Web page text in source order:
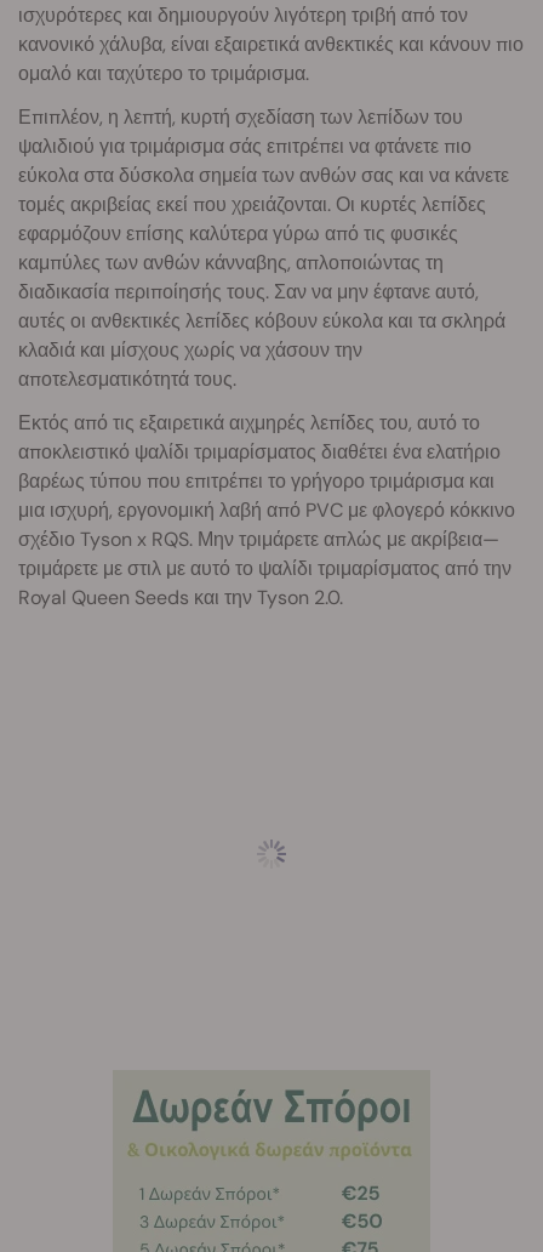
ισχυρότερες και δημιουργούν λιγότερη τριβή από τον
κανονικό χάλυβα, είναι εξαιρετικά ανθεκτικές και κάνουν πιο
ομαλό και ταχύτερο το τριμάρισμα.
Επιπλέον, η λεπτή, κυρτή σχεδίαση των λεπίδων του
ψαλιδιού για τριμάρισμα σάς επιτρέπει να φτάνετε πιο
εύκολα στα δύσκολα σημεία των ανθών σας και να κάνετε
τομές ακριβείας εκεί που χρειάζονται. Οι κυρτές λεπίδες
εφαρμόζουν επίσης καλύτερα γύρω από τις φυσικές
καμπύλες των ανθών κάνναβης, απλοποιώντας τη
διαδικασία περιποίησής τους. Σαν να μην έφτανε αυτό,
αυτές οι ανθεκτικές λεπίδες κόβουν εύκολα και τα σκληρά
κλαδιά και μίσχους χωρίς να χάσουν την
αποτελεσματικότητά τους.
Εκτός από τις εξαιρετικά αιχμηρές λεπίδες του, αυτό το
αποκλειστικό ψαλίδι τριμαρίσματος διαθέτει ένα ελατήριο
βαρέως τύπου που επιτρέπει το γρήγορο τριμάρισμα και
μια ισχυρή, εργονομική λαβή από PVC με φλογερό κόκκινο
σχέδιο Tyson x RQS. Μην τριμάρετε απλώς με ακρίβεια—
τριμάρετε με στιλ με αυτό το ψαλίδι τριμαρίσματος από την
Royal Queen Seeds και την Tyson 2.0.